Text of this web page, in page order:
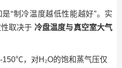
“制冷温度越低性能越好”。实
取决于 冷盘温度与真空室大气
，对H₂O的饱和蒸气压仅